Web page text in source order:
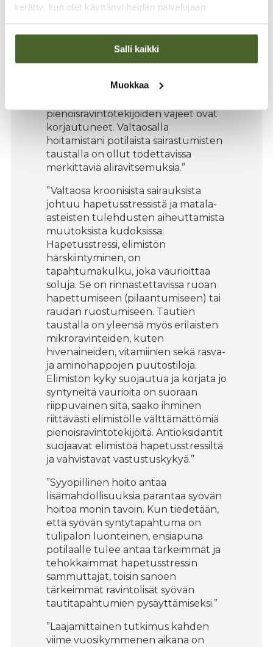
kerätty, kun olet käyttänyt heidän palvelujaan.
Salli kaikki
Muokkaa
tapahtunut poikkeuksellisia
ole ”ihmetapahtuma” tai
uskomushoidon tulos, vaan
perustuu ihmisten fysiologiaan eli
aiheuttavat syytekijät on neutraloitu
pienoisravintotekijöiden vajeet ovat
korjautuneet. Valtaosalla
hoitamistani potilaista sairastumisten
taustalla on ollut todettavissa
merkittäviä aliravitsemuksia.”
”Valtaosa kroonisista sairauksista
johtuu hapetusstressistä ja matala-
asteisten tulehdusten aiheuttamista
muutoksista kudoksissa.
Hapetusstressi, elimistön
härskiintyminen, on
tapahtumakulku, joka vaurioittaa
soluja. Se on rinnastettavissa ruoan
hapettumiseen (pilaantumiseen) tai
raudan ruostumiseen. Tautien
taustalla on yleensä myös erilaisten
mikroravinteiden, kuten
hivenaineiden, vitamiinien sekä rasva-
ja aminohappojen puutostiloja.
Elimistön kyky suojautua ja korjata jo
syntyneitä vaurioita on suoraan
riippuvainen siitä, saako ihminen
riittävästi elimistölle välttämättömiä
pienoisravintotekijöitä. Antioksidantit
suojaavat elimistöä hapetusstressiltä
ja vahvistavat vastustuskykyä.”
”Syyopillinen hoito antaa
lisämahdollisuuksia parantaa syövän
hoitoa monin tavoin. Kun tiedetään,
että syövän syntytapahtuma on
tulipalon luonteinen, ensiapuna
potilaalle tulee antaa tärkeimmät ja
tehokkaimmat hapetusstressin
sammuttajat, toisin sanoen
tärkeimmät ravintolisät syövän
tautitapahtumien pysäyttämiseksi.”
”Laajamittainen tutkimus kahden
viime vuosikymmenen aikana on